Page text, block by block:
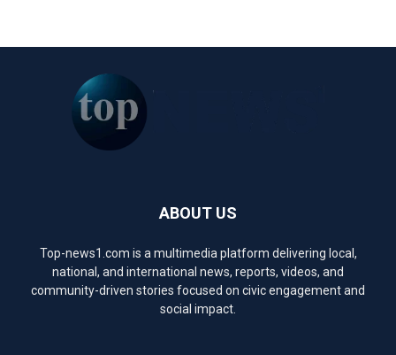
ABOUT US
Top-news1.com is a multimedia platform delivering local,
national, and international news, reports, videos, and
community-driven stories focused on civic engagement and
social impact.